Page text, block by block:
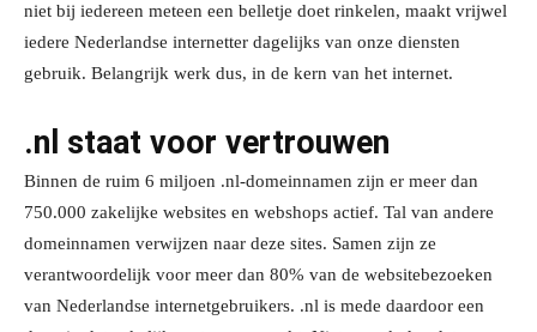
niet bij iedereen meteen een belletje doet rinkelen, maakt vrijwel
iedere Nederlandse internetter dagelijks van onze diensten
gebruik. Belangrijk werk dus, in de kern van het internet.
.nl staat voor vertrouwen
Binnen de ruim 6 miljoen .nl-domeinnamen zijn er meer dan
750.000 zakelijke websites en webshops actief. Tal van andere
domeinnamen verwijzen naar deze sites. Samen zijn ze
verantwoordelijk voor meer dan 80% van de websitebezoeken
van Nederlandse internetgebruikers. .nl is mede daardoor een